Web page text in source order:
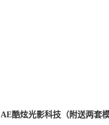
AE酷炫光影科技（附送两套